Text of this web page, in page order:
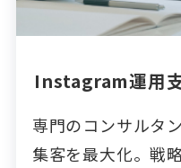
Instagram運用
専門のコンサルタ
集客を最大化。戦